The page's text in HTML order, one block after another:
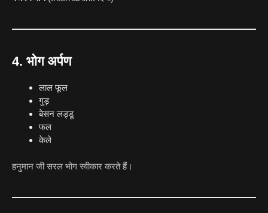
4. भोग अर्पण
लाल फूल
गुड़
बेसन लड्डू
फल
केले
हनुमान जी सरल भोग स्वीकार करते हैं।